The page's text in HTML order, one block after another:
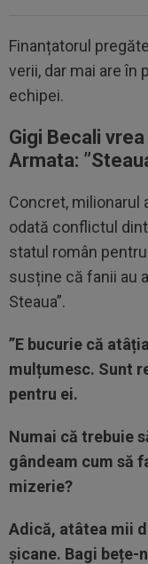
Finanțatorul
verii, dar mai are în
echipei.
Gigi Becali
Armata: ”
Concret, milionarul
odată conflictul
statul român
susține că fanii au
Steaua”.
”E bucurie că
mulțumesc. Sunt
pentru ei.
Numai că trebuie
gândeam cum să
mizerie?
Adică, atâtea mii
șicane. Bagi bețe-